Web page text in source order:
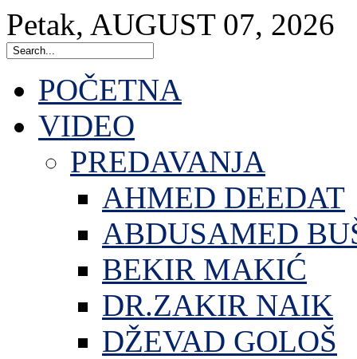
Petak, AUGUST 07, 2026
POČETNA
VIDEO
PREDAVANJA
AHMED DEEDAT
ABDUSAMED
BEKIR MAKIĆ
DR.ZAKIR NAIK
DŽEVAD GOLOŠ